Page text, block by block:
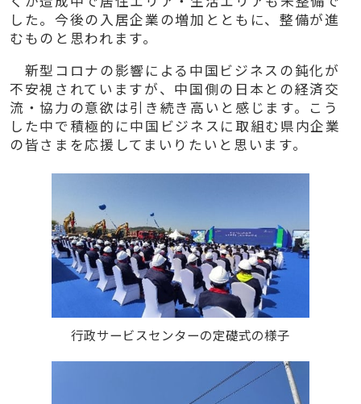
した。今後の入居企業の増加とともに、整備が進
むものと思われます。
新型コロナの影響による中国ビジネスの鈍化が
不安視されていますが、中国側の日本との経済交
流・協力の意欲は引き続き高いと感じます。こう
した中で積極的に中国ビジネスに取組む県内企業
の皆さまを応援してまいりたいと思います。
行政サービスセンターの定礎式の様子